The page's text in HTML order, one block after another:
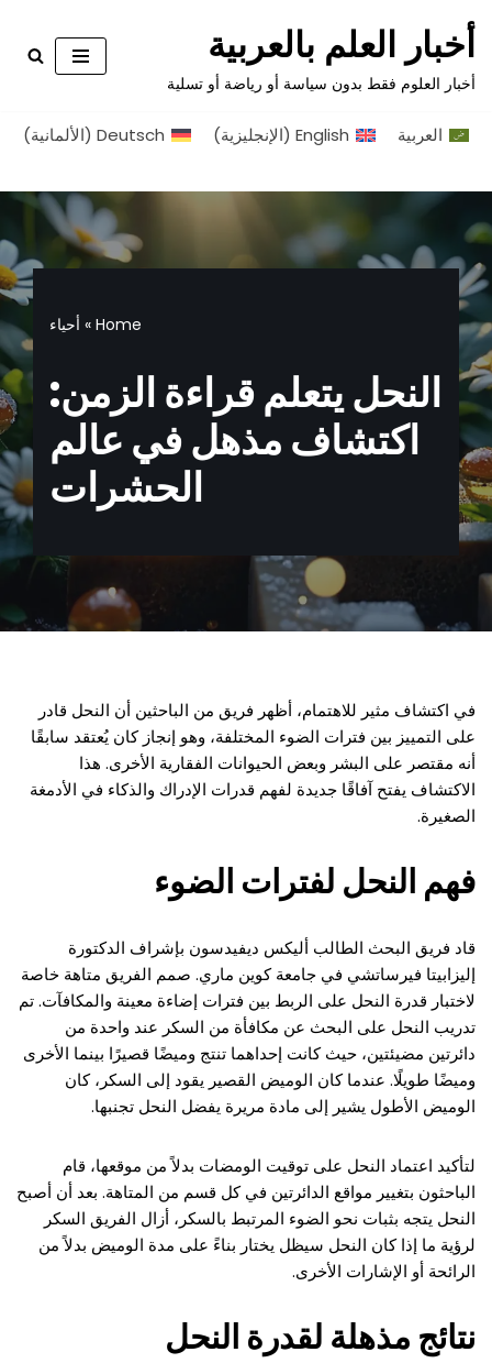
تخطى
إلى
أخبار العلم بالعربية
أخبار العلوم فقط بدون سياسة أو رياضة أو تسلية
العربية English
(الإنجليزية)
Deutsch
(الألمانية)
Home
» أحياء
النحل يتعلم قراءة الزمن:
اكتشاف مذهل في عالم
الحشرات
في اكتشاف مثير للاهتمام، أظهر فريق من الباحثين أن النحل قادر
على التمييز بين فترات الضوء المختلفة، وهو إنجاز كان يُعتقد سابقًا
أنه مقتصر على البشر وبعض الحيوانات الفقارية الأخرى. هذا
الاكتشاف يفتح آفاقًا جديدة لفهم قدرات الإدراك والذكاء في الأدمغة
الصغيرة.
فهم النحل لفترات الضوء
قاد فريق البحث الطالب أليكس ديفيدسون بإشراف الدكتورة
إليزابيتا فيرساتشي في جامعة كوين ماري. صمم الفريق متاهة خاصة
لاختبار قدرة النحل على الربط بين فترات إضاءة معينة والمكافآت. تم
تدريب النحل على البحث عن مكافأة من السكر عند واحدة من
دائرتين مضيئتين، حيث كانت إحداهما تنتج وميضًا قصيرًا بينما الأخرى
وميضًا طويلًا. عندما كان الوميض القصير يقود إلى السكر، كان
الوميض الأطول يشير إلى مادة مريرة يفضل النحل تجنبها.
لتأكيد اعتماد النحل على توقيت الومضات بدلاً من موقعها، قام
الباحثون بتغيير مواقع الدائرتين في كل قسم من المتاهة. بعد أن أصبح
النحل يتجه بثبات نحو الضوء المرتبط بالسكر، أزال الفريق السكر
لرؤية ما إذا كان النحل سيظل يختار بناءً على مدة الوميض بدلاً من
الرائحة أو الإشارات الأخرى.
نتائج مذهلة لقدرة النحل